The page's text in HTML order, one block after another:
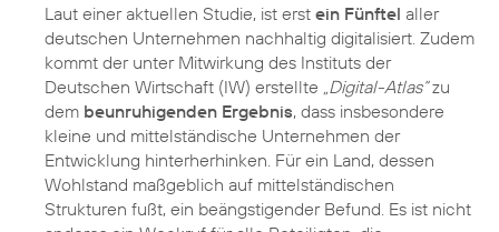
Laut einer aktuellen Studie, ist erst ein Fünftel aller
deutschen Unternehmen nachhaltig digitalisiert. Zudem
kommt der unter Mitwirkung des Instituts der
Deutschen Wirtschaft (IW) erstellte „Digital-Atlas“zu
dem beunruhigenden Ergebnis, dass insbesondere
kleine und mittelständische Unternehmen der
Entwicklung hinterherhinken. Für ein Land, dessen
Wohlstand maßgeblich auf mittelständischen
Strukturen fußt, ein beängstigender Befund. Es ist nicht